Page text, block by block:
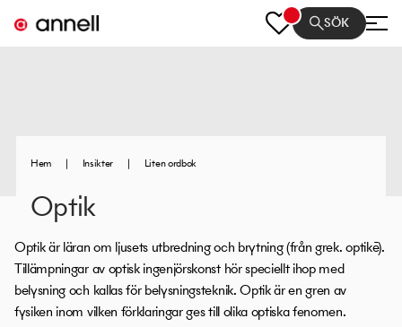
SÖK
Hem | Insikter | Liten ordbok
Optik
Optik är läran om ljusets utbredning och brytning (från grek. optikē).
Tillämpningar av optisk ingenjörskonst hör speciellt ihop med
belysning och kallas för belysningsteknik. Optik är en gren av
fysiken inom vilken förklaringar ges till olika optiska fenomen.